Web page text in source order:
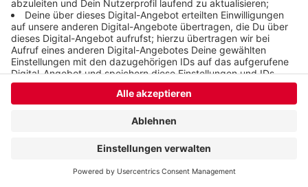
Anzeige
Anzeige